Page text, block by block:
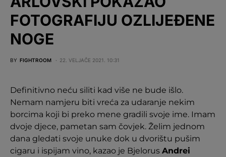
FOTOGRAFIJU OZLIJEĐENE
NOGE
BY FIGHTROOM 22. VELJAČE 2021. 10:31
Definitivno neću siliti kad više ne bude išlo.
Nemam namjeru biti vreća za udaranje nekim
borcima koji bi preko mene gradili svoje ime. Imam
dvoje djece, pametan sam čovjek. Želim jednom
dana gledati svoje unuke dok u dvorištu pušim
cigaru i ispijam vino, kazao je Bjelorus Andrei